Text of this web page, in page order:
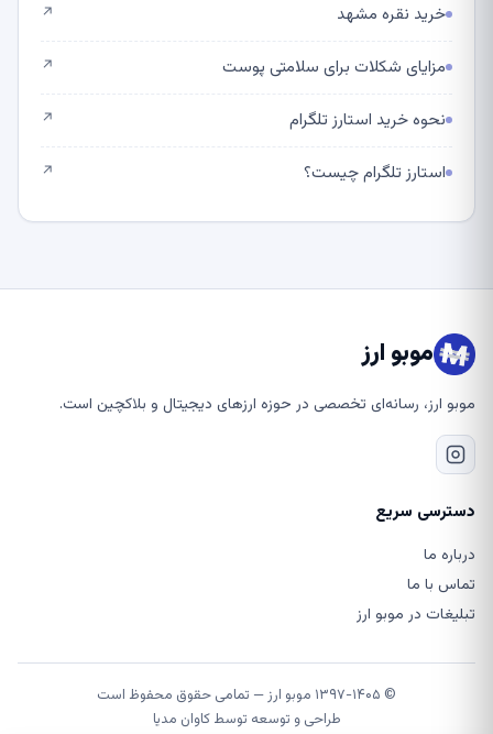
خرید نقره مشهد ↗
مزایای شکلات برای سلامتی پوست ↗
نحوه خرید استارز تلگرام ↗
استارز تلگرام چیست؟ ↗
موبو ارز
موبو ارز، رسانه‌ای تخصصی در حوزه ارزهای دیجیتال و بلاکچین است.
دسترسی سریع
درباره ما
تماس با ما
تبلیغات در موبو ارز
© ۱۳۹۷-۱۴۰۵ موبو ارز — تمامی حقوق محفوظ است
طراحی و توسعه توسطکاوان مدیا